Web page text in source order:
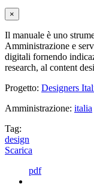
×
Il manuale è uno
Amministrazione e
digitali fornendo
research, al content
Progetto: Designers
Amministrazione: italia
Tag:
design
Scarica
pdf